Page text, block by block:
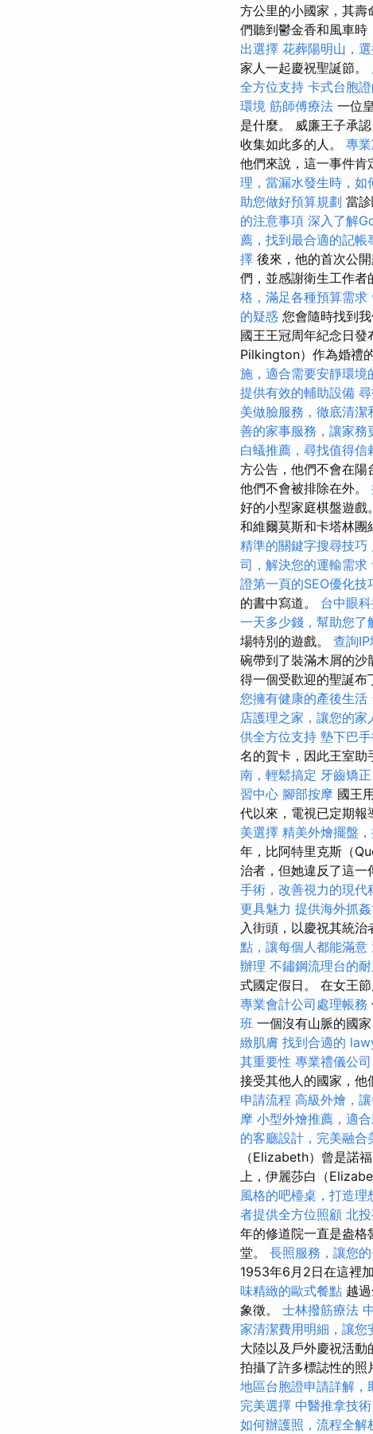
方公里的小國家，其壽
們聽到鬱金香和風車時
出選擇 花葬陽明山，
家人一起慶祝聖誕節。
全方位支持 卡式台胞
環境 筋師傅療法 一位
是什麼。 威廉王子承
收集如此多的人。 專
他們來說，這一事件肯
理，當漏水發生時，如
助您做好預算規劃 當
的注意事項 深入了解
薦，找到最合適的記帳
擇 後來，他的首次公
們，並感謝衛生工作者
格，滿足各種預算需求
的疑惑 您會隨時找到
國王王冠周年紀念日
Pilkington）作為婚禮
施，適合需要安靜環境
提供有效的輔助設備
美做臉服務，徹底清潔
善的家事服務，讓家務
白蟻推薦，尋找值得信
方公告，他們不會在陽
他們不會被排除在外。
好的小型家庭棋盤遊戲
和維爾莫斯和卡塔林團
精準的關鍵字搜尋技巧
司，解決您的運輸需求
證第一頁的SEO優化技
的書中寫道。 台中眼
一天多少錢，幫助您了
場特別的遊戲。 查詢
碗帶到了裝滿木屑的沙
得一個受歡迎的聖誕布
您擁有健康的產後生活
店護理之家，讓您的
供全方位支持 墊下巴
名的賀卡，因此王室助
南，輕鬆搞定 牙齒矯
習中心 腳部按摩 國王
代以來，電視已定期報
美選擇 精美外燴擺盤
年，比阿特里克斯（
治者，但她違反了這一
手術，改善視力的現代
更具魅力 提供海外抓
入街頭，以慶祝其統
點，讓每個人都能滿意
辦理 不鏽鋼流理台的
式國定假日。 在女王
專業會計公司處理帳務
班 一個沒有山脈的國
緻肌膚 找到合適的
其重要性 專業禮儀公
接受其他人的國家，他
申請流程 高級外燴，
摩 小型外燴推薦，適
的客廳設計，完美融合
（Elizabeth）曾是諾
上，伊麗莎白（
風格的吧檯桌，打造理
者提供全方位照顧 北
年的修道院一直是盎格
堂。 長照服務，讓您
1953年6月2日在這裡
味精緻的歐式餐點 越
象徵。 士林撥筋療法
家清潔費用明細，讓您
大陸以及戶外慶祝活
拍攝了許多標誌性的照
地區台胞證申請詳解，
完美選擇 中醫推拿技術
如何辦護照，流程全解